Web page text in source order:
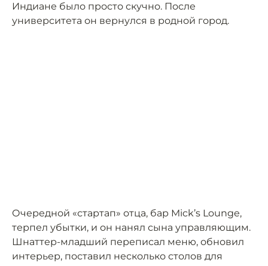
Индиане было просто скучно. После
университета он вернулся в родной город.
Очередной «стартап» отца, бар Mick’s Lounge,
терпел убытки, и он нанял сына управляющим.
Шнаттер-младший переписал меню, обновил
интерьер, поставил несколько столов для